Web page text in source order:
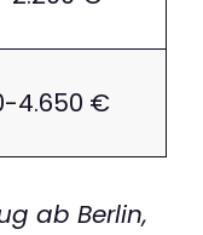
4.650 €
ab Berlin,